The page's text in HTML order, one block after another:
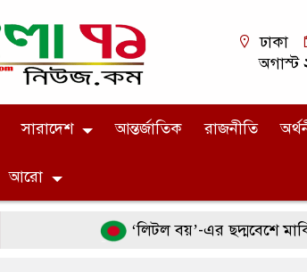
ঢাকা
অগাস্ট
সারাদেশ আন্তর্জাতিক রাজনীতি
আরো
‘লিটল বয়’-এর ছদ্মবেশে মার্কিন